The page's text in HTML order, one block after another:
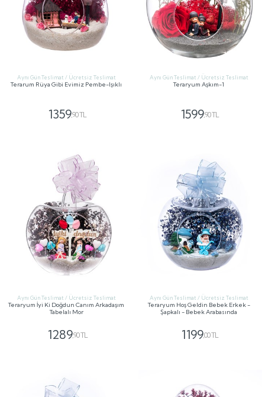
Aynı Gün Teslimat / Ücretsiz Teslimat
Terarum Rüya Gibi Evimiz Pembe-Işıklı
1359,90 TL
Aynı Gün Teslimat / Ücretsiz Teslimat
Teraryum Aşkım-1
1599,90 TL
Aynı Gün Teslimat / Ücretsiz Teslimat
Teraryum İyi Ki Doğdun Canım Arkadaşım
Tabelalı Mor
1289,90 TL
Aynı Gün Teslimat / Ücretsiz Teslimat
Teraryum Hoş Geldin Bebek Erkek -
Şapkalı - Bebek Arabasında
1199,00 TL